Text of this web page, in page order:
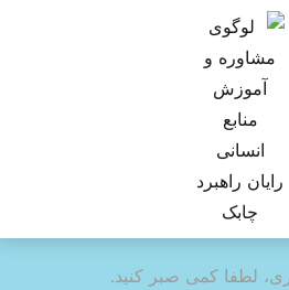
لطفا کمی صبر کنید.